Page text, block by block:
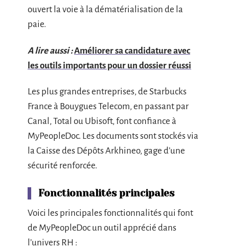
ouvert la voie à la dématérialisation de la
paie.
A lire aussi :Améliorer sa candidature avec
les outils importants pour un dossier réussi
Les plus grandes entreprises, de Starbucks
France à Bouygues Telecom, en passant par
Canal, Total ou Ubisoft, font confiance à
MyPeopleDoc. Les documents sont stockés via
la Caisse des Dépôts Arkhineo, gage d’une
sécurité renforcée.
Fonctionnalités principales
Voici les principales fonctionnalités qui font
de MyPeopleDoc un outil apprécié dans
l’univers RH :